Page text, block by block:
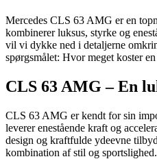
Mercedes CLS 63 AMG er en
kombinerer luksus, styrke og
vil vi dykke ned i detaljerne
spørgsmålet: Hvor meget koster
CLS 63 AMG – En
CLS 63 AMG er kendt for sin
leverer enestående kraft og
design og kraftfulde ydeevne
kombination af stil og sportslighed.